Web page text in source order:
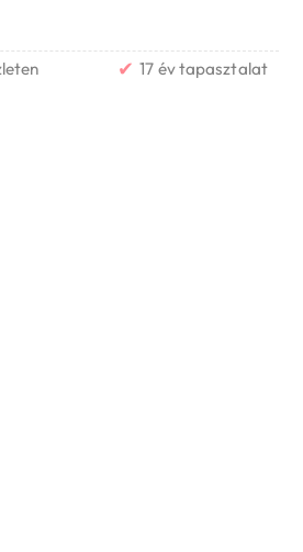
✔ 17 év tapasztalat